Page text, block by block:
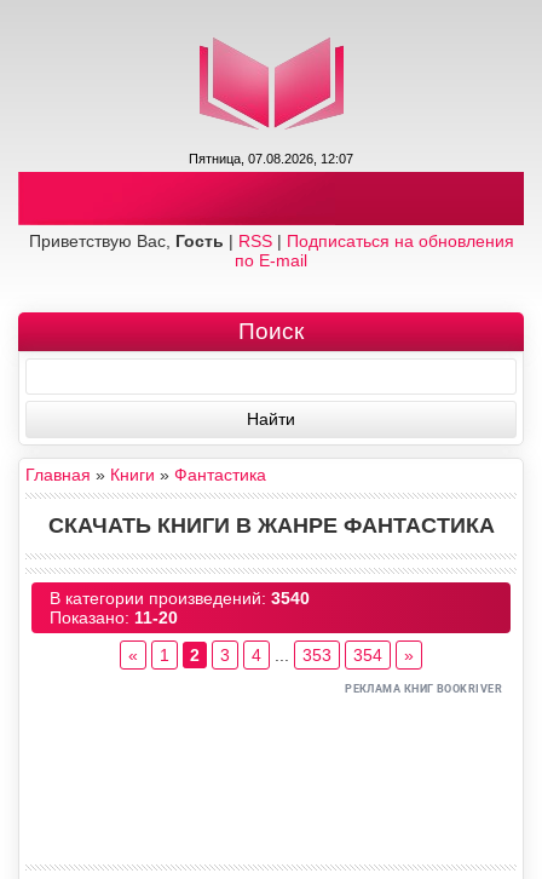
Пятница, 07.08.2026, 12:07
Приветствую Вас, Гость | RSS| Подписаться на обновления
по E-mail
Поиск
Главная » Книги » Фантастика
СКАЧАТЬ КНИГИ В ЖАНРЕ ФАНТАСТИКА
В категории произведений: 3540
Показано: 11-20
«
1 2 3 4 353 354 »